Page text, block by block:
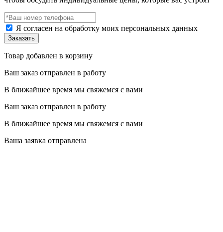
Я согласен на обработку моих персональных данных
Товар добавлен в корзину
Ваш заказ отправлен в работу
В ближайшее время мы свяжемся с вами
Ваш заказ отправлен в работу
В ближайшее время мы свяжемся с вами
Ваша заявка отправлена